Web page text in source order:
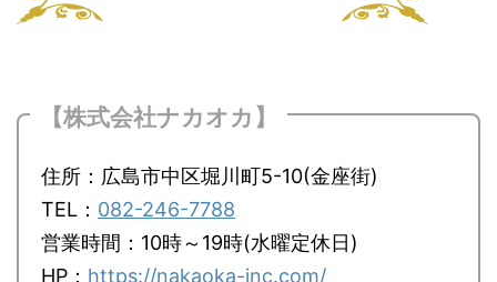
【株式会社ナカオカ】
住所：広島市中区堀川町5-10(金座街)
TEL： 082-246-7788
営業時間：10時～19時(水曜定休日)
HP： https://nakaoka-inc.com/